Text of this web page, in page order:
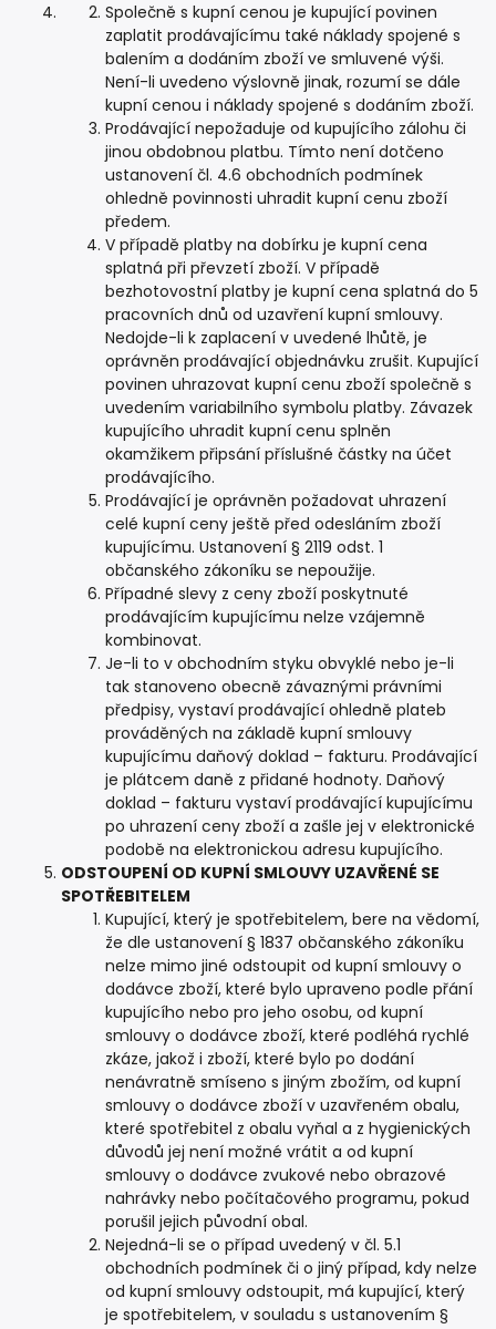
Společně s kupní cenou je kupující povinen
zaplatit prodávajícímu také náklady spojené s
balením a dodáním zboží ve smluvené výši.
Není-li uvedeno výslovně jinak, rozumí se dále
kupní cenou i náklady spojené s dodáním zboží.
Prodávající nepožaduje od kupujícího zálohu či
jinou obdobnou platbu. Tímto není dotčeno
ustanovení čl. 4.6 obchodních podmínek
ohledně povinnosti uhradit kupní cenu zboží
předem.
V případě platby na dobírku je kupní cena
splatná při převzetí zboží. V případě
bezhotovostní platby je kupní cena splatná do 5
pracovních dnů od uzavření kupní smlouvy.
Nedojde-li k zaplacení v uvedené lhůtě, je
oprávněn prodávající objednávku zrušit. Kupující
povinen uhrazovat kupní cenu zboží společně s
uvedením variabilního symbolu platby. Závazek
kupujícího uhradit kupní cenu splněn
okamžikem připsání příslušné částky na účet
prodávajícího.
Prodávající je oprávněn požadovat uhrazení
celé kupní ceny ještě před odesláním zboží
kupujícímu. Ustanovení § 2119 odst. 1
občanského zákoníku se nepoužije.
Případné slevy z ceny zboží poskytnuté
prodávajícím kupujícímu nelze vzájemně
kombinovat.
Je-li to v obchodním styku obvyklé nebo je-li
tak stanoveno obecně závaznými právními
předpisy, vystaví prodávající ohledně plateb
prováděných na základě kupní smlouvy
kupujícímu daňový doklad – fakturu. Prodávající
je plátcem daně z přidané hodnoty. Daňový
doklad – fakturu vystaví prodávající kupujícímu
po uhrazení ceny zboží a zašle jej v elektronické
podobě na elektronickou adresu kupujícího.
ODSTOUPENÍ OD KUPNÍ SMLOUVY UZAVŘENÉ SE
SPOTŘEBITELEM
Kupující, který je spotřebitelem, bere na vědomí,
že dle ustanovení § 1837 občanského zákoníku
nelze mimo jiné odstoupit od kupní smlouvy o
dodávce zboží, které bylo upraveno podle přání
kupujícího nebo pro jeho osobu, od kupní
smlouvy o dodávce zboží, které podléhá rychlé
zkáze, jakož i zboží, které bylo po dodání
nenávratně smíseno s jiným zbožím, od kupní
smlouvy o dodávce zboží v uzavřeném obalu,
které spotřebitel z obalu vyňal a z hygienických
důvodů jej není možné vrátit a od kupní
smlouvy o dodávce zvukové nebo obrazové
nahrávky nebo počítačového programu, pokud
porušil jejich původní obal.
Nejedná-li se o případ uvedený v čl. 5.1
obchodních podmínek či o jiný případ, kdy nelze
od kupní smlouvy odstoupit, má kupující, který
je spotřebitelem, v souladu s ustanovením §